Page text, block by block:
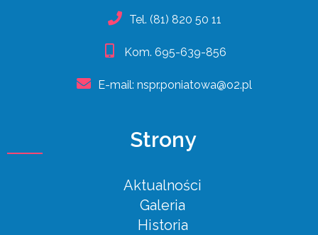
Tel. (81) 820 50 11
Kom. 695-639-856
E-mail: nspr.poniatowa@o2.pl
Strony
Aktualności
Galeria
Historia